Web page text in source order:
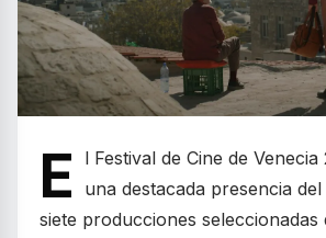
E
l Festival de Cine de
una destacada presencia
siete producciones seleccionadas